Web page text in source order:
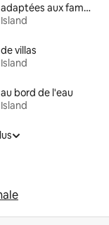
Locations adaptées aux familles
villas
bord de l'eau